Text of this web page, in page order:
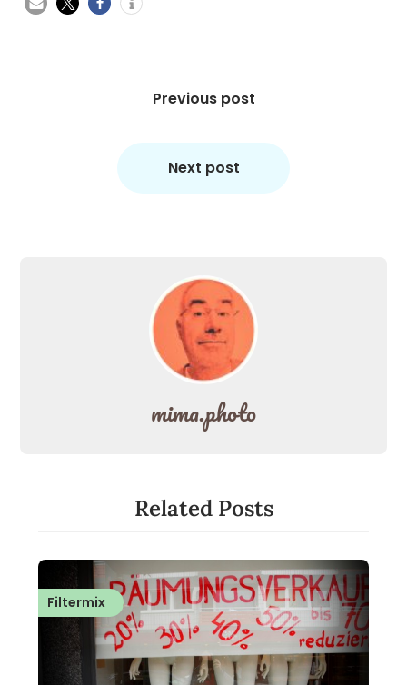
Previous post
Next post
mima.photo
Related Posts
Filtermix